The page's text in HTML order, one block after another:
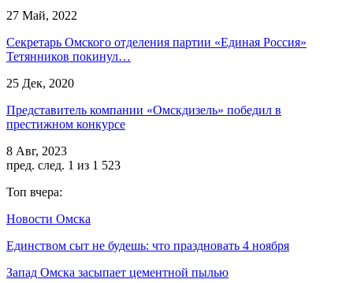
27 Май, 2022
Секретарь Омского отделения партии «Единая Россия»
Тетянников покинул…
25 Дек, 2020
Представитель компании «Омскдизель» победил в
престижном конкурсе
8 Авг, 2023
пред. след. 1 из 1 523
Топ вчера:
Новости Омска
Единством сыт не будешь: что праздновать 4 ноября
Запад Омска засыпает цементной пылью